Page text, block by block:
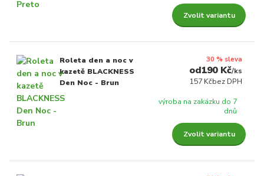
Zvolit variantu
Roleta den a noc v
kazetě BLACKNESS
Den Noc - Brun
30 % sleva
190 Kč/ks
157 Kčbez DPH
výroba na zakázku do 7
dnů
Zvolit variantu